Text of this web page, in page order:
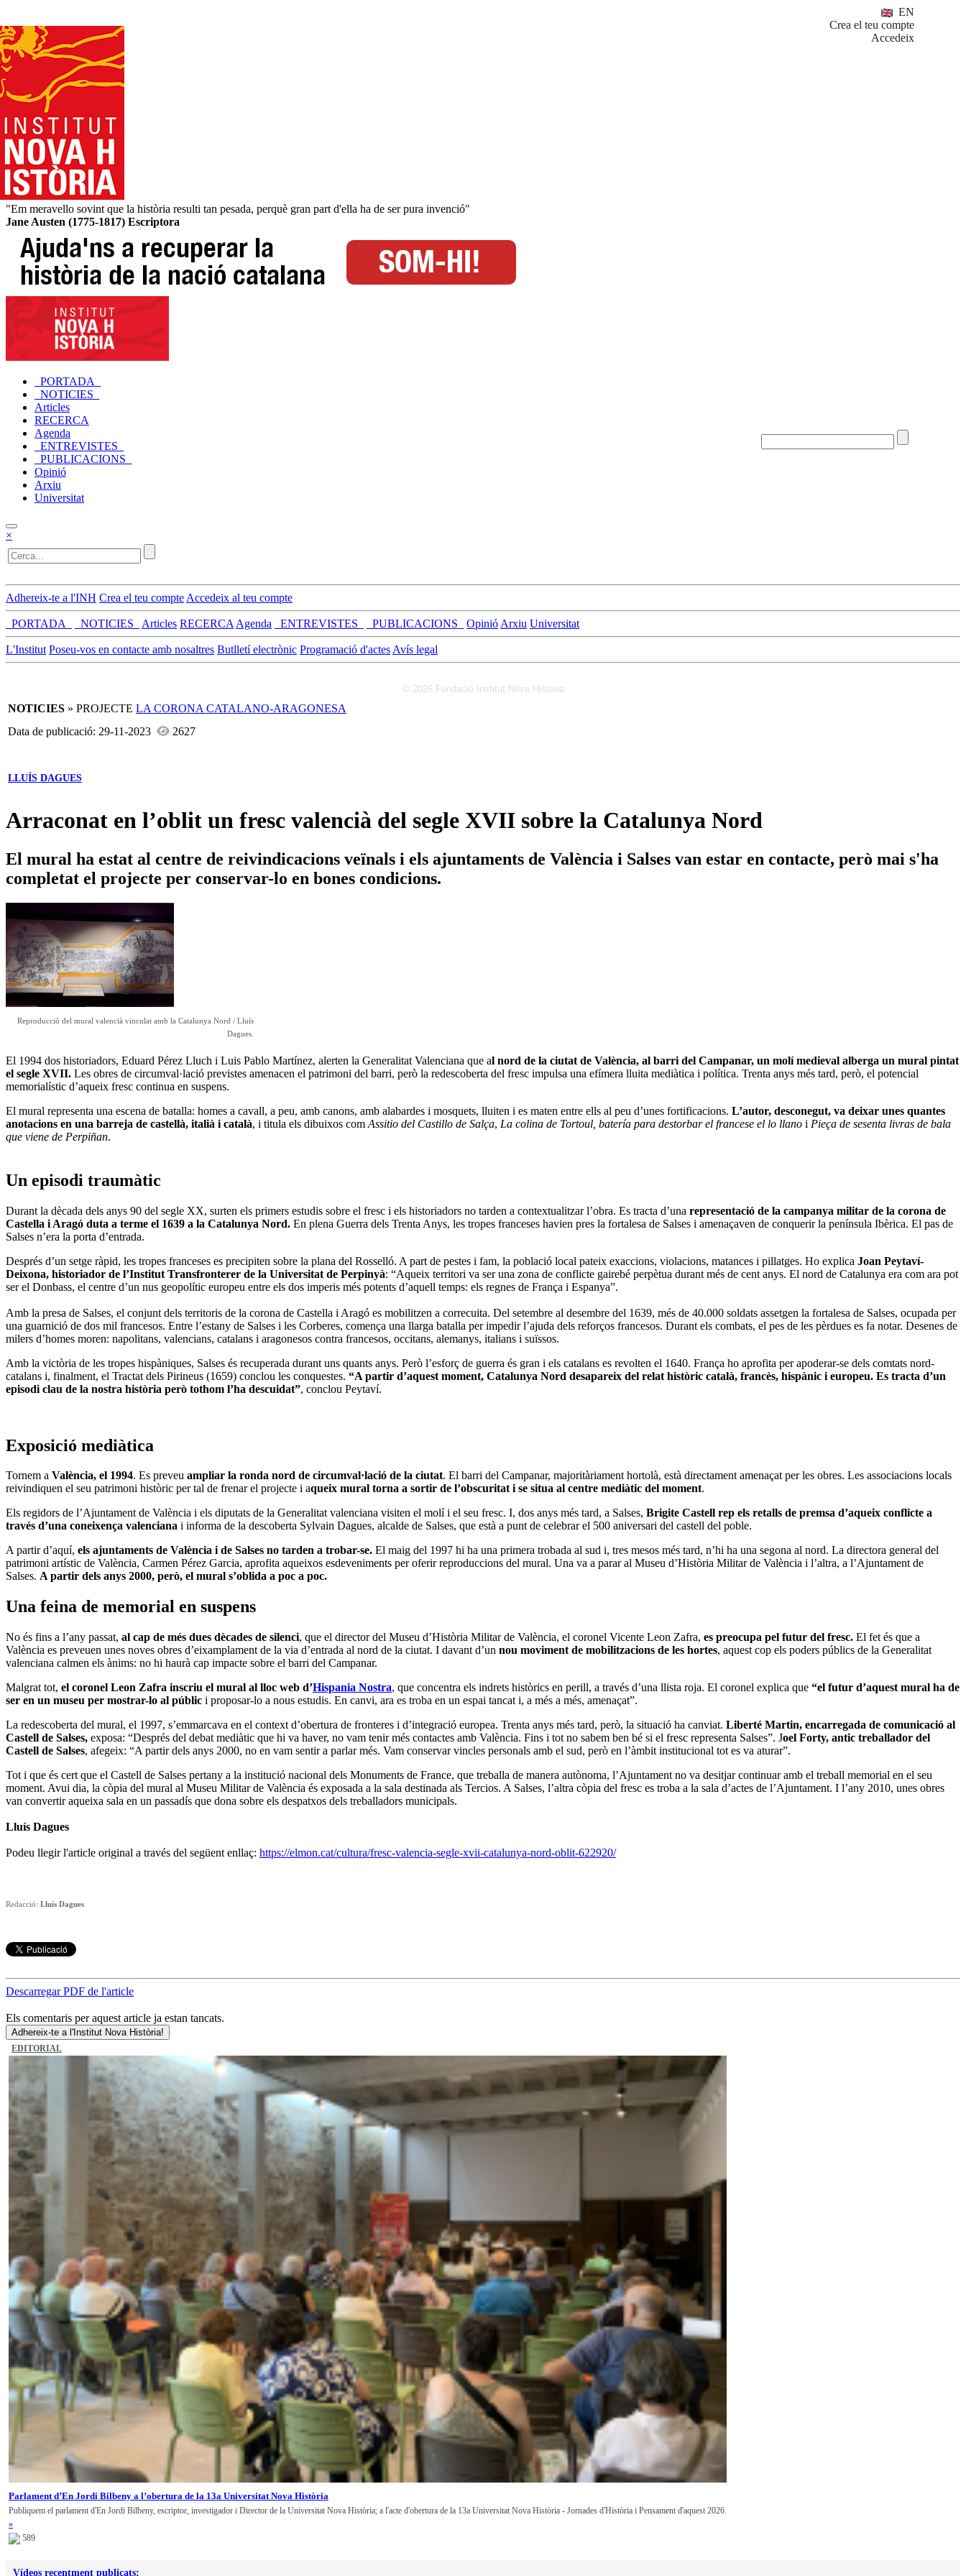
EN
Crea el teu compte
Accedeix
"Em meravello sovint que la història resulti tan pesada, perquè gran part d'ella ha de ser pura invenció"
Jane Austen (1775-1817) Escriptora
_PORTADA_
_NOTICIES_
Articles
RECERCA
Agenda
_ENTREVISTES_
_PUBLICACIONS_
Opinió
Arxiu
Universitat
×
Adhereix-te a l'INH Crea el teu compte Accedeix al teu compte
_PORTADA_ _NOTICIES_ Articles RECERCA Agenda _ENTREVISTES_ _PUBLICACIONS_ Opinió Arxiu Universitat
L'Institut Poseu-vos en contacte amb nosaltres Butlletí electrònic Programació d'actes Avís legal
© 2026 Fundació Institut Nova Història
NOTICIES » PROJECTE LA CORONA CATALANO-ARAGONESA
Data de publicació: 29-11-2023
2627
LLUÍS DAGUES
Arraconat en l’oblit un fresc valencià del segle XVII sobre la Catalunya Nord
El mural ha estat al centre de reivindicacions veïnals i els ajuntaments de València i Salses van estar en contacte, però mai s'ha
completat el projecte per conservar-lo en bones condicions.
Reproducció del mural valencià vinculat amb la Catalunya Nord / Lluís
Dagues.
El 1994 dos historiadors, Eduard Pérez Lluch i Luis Pablo Martínez, alerten la Generalitat Valenciana que al nord de la ciutat de València, al barri del Campanar, un molí medieval alberga un mural pintat
el segle XVII. Les obres de circumval·lació previstes amenacen el patrimoni del barri, però la redescoberta del fresc impulsa una efímera lluita mediàtica i política. Trenta anys més tard, però, el potencial
memorialístic d’aqueix fresc continua en suspens.
El mural representa una escena de batalla: homes a cavall, a peu, amb canons, amb alabardes i mosquets, lluiten i es maten entre ells al peu d’unes fortificacions. L’autor, desconegut, va deixar unes quantes
anotacions en una barreja de castellà, italià i català, i titula els dibuixos com Assitio del Castillo de Salça, La colina de Tortoul, batería para destorbar el francese el lo llano i Pieça de sesenta livras de bala
que viene de Perpiñan.
Un episodi traumàtic
Durant la dècada dels anys 90 del segle XX, surten els primers estudis sobre el fresc i els historiadors no tarden a contextualitzar l’obra. Es tracta d’una representació de la campanya militar de la corona de
Castella i Aragó duta a terme el 1639 a la Catalunya Nord. En plena Guerra dels Trenta Anys, les tropes franceses havien pres la fortalesa de Salses i amenaçaven de conquerir la península Ibèrica. El pas de
Salses n’era la porta d’entrada.
Després d’un setge ràpid, les tropes franceses es precipiten sobre la plana del Rosselló. A part de pestes i fam, la població local pateix exaccions, violacions, matances i pillatges. Ho explica Joan Peytaví-
Deixona, historiador de l’Institut Transfronterer de la Universitat de Perpinyà: “Aqueix territori va ser una zona de conflicte gairebé perpètua durant més de cent anys. El nord de Catalunya era com ara pot
ser el Donbass, el centre d’un nus geopolític europeu entre els dos imperis més potents d’aquell temps: els regnes de França i Espanya”.
Amb la presa de Salses, el conjunt dels territoris de la corona de Castella i Aragó es mobilitzen a correcuita. Del setembre al desembre del 1639, més de 40.000 soldats assetgen la fortalesa de Salses, ocupada per
una guarnició de dos mil francesos. Entre l’estany de Salses i les Corberes, comença una llarga batalla per impedir l’ajuda dels reforços francesos. Durant els combats, el pes de les pèrdues es fa notar. Desenes de
milers d’homes moren: napolitans, valencians, catalans i aragonesos contra francesos, occitans, alemanys, italians i suïssos.
Amb la victòria de les tropes hispàniques, Salses és recuperada durant uns quants anys. Però l’esforç de guerra és gran i els catalans es revolten el 1640. França ho aprofita per apoderar-se dels comtats nord-
catalans i, finalment, el Tractat dels Pirineus (1659) conclou les conquestes. “A partir d’aquest moment, Catalunya Nord desapareix del relat històric català, francès, hispànic i europeu. Es tracta d’un
episodi clau de la nostra història però tothom l’ha descuidat”, conclou Peytaví.
Exposició mediàtica
Tornem a València, el 1994. Es preveu ampliar la ronda nord de circumval·lació de la ciutat. El barri del Campanar, majoritàriament hortolà, està directament amenaçat per les obres. Les associacions locals
reivindiquen el seu patrimoni històric per tal de frenar el projecte i aqueix mural torna a sortir de l’obscuritat i se situa al centre mediàtic del moment.
Els regidors de l’Ajuntament de València i els diputats de la Generalitat valenciana visiten el molí i el seu fresc. I, dos anys més tard, a Salses, Brigite Castell rep els retalls de premsa d’aqueix conflicte a
través d’una coneixença valenciana i informa de la descoberta Sylvain Dagues, alcalde de Salses, que està a punt de celebrar el 500 aniversari del castell del poble.
A partir d’aquí, els ajuntaments de València i de Salses no tarden a trobar-se. El maig del 1997 hi ha una primera trobada al sud i, tres mesos més tard, n’hi ha una segona al nord. La directora general del
patrimoni artístic de València, Carmen Pérez Garcia, aprofita aqueixos esdeveniments per oferir reproduccions del mural. Una va a parar al Museu d’Història Militar de València i l’altra, a l’Ajuntament de
Salses. A partir dels anys 2000, però, el mural s’oblida a poc a poc.
Una feina de memorial en suspens
No és fins a l’any passat, al cap de més dues dècades de silenci, que el director del Museu d’Història Militar de València, el coronel Vicente Leon Zafra, es preocupa pel futur del fresc. El fet és que a
València es preveuen unes noves obres d’eixamplament de la via d’entrada al nord de la ciutat. I davant d’un nou moviment de mobilitzacions de les hortes, aquest cop els poders públics de la Generalitat
valenciana calmen els ànims: no hi haurà cap impacte sobre el barri del Campanar.
Malgrat tot, el coronel Leon Zafra inscriu el mural al lloc web d’Hispania Nostra, que concentra els indrets històrics en perill, a través d’una llista roja. El coronel explica que “el futur d’aquest mural ha de
ser en un museu per mostrar-lo al públic i proposar-lo a nous estudis. En canvi, ara es troba en un espai tancat i, a més a més, amenaçat”.
La redescoberta del mural, el 1997, s’emmarcava en el context d’obertura de fronteres i d’integració europea. Trenta anys més tard, però, la situació ha canviat. Liberté Martin, encarregada de comunicació al
Castell de Salses, exposa: “Després del debat mediàtic que hi va haver, no vam tenir més contactes amb València. Fins i tot no sabem ben bé si el fresc representa Salses”. Joel Forty, antic treballador del
Castell de Salses, afegeix: “A partir dels anys 2000, no en vam sentir a parlar més. Vam conservar vincles personals amb el sud, però en l’àmbit institucional tot es va aturar”.
Tot i que és cert que el Castell de Salses pertany a la institució nacional dels Monuments de France, que treballa de manera autònoma, l’Ajuntament no va desitjar continuar amb el treball memorial en el seu
moment. Avui dia, la còpia del mural al Museu Militar de València és exposada a la sala destinada als Tercios. A Salses, l’altra còpia del fresc es troba a la sala d’actes de l’Ajuntament. I l’any 2010, unes obres
van convertir aqueixa sala en un passadís que dona sobre els despatxos dels treballadors municipals.
Lluís Dagues
Podeu llegir l'article original a través del següent enllaç: https://elmon.cat/cultura/fresc-valencia-segle-xvii-catalunya-nord-oblit-622920/
Redacció: Lluís Dagues
Descarregar PDF de l'article
Els comentaris per aquest article ja estan tancats.
Adhereix-te a l'Institut Nova Història!
EDITORIAL
Parlament d’En Jordi Bilbeny a l’obertura de la 13a Universitat Nova Història
Publiquem el parlament d'En Jordi Bilbeny, escriptor, investigador i Director de la Universitat Nova Història; a l'acte d'obertura de la 13a Universitat Nova Història - Jornades d'Història i Pensament d'aquest 2026.
»
589
Vídeos recentment publicats: